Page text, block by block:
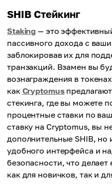
SHIB Стейкинг
Staking — это
пассивного дохода с
заблокировав их для
транзакций. Взамен вы
вознаграждения в
как Cryptomus
стекинга, где вы можете
процентные ставки по
ставку на Cryptomus, вы
дополнительные SHIB, но
удобного интерфейса и
безопасности, что
как для новичков, так и